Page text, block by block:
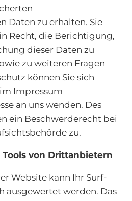
Daten zu erhalten. Sie
Recht, die Berichtigung,
dieser Daten zu
zu weiteren Fragen
können Sie sich
Impressum
an uns wenden. Des
ein Beschwerderecht bei
zu.
Tools von Drittanbietern
Website kann Ihr Surf-
ausgewertet werden. Das